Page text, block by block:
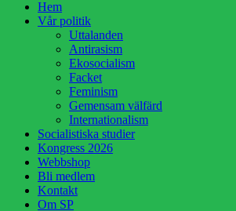
HoppaHem
Vår politik
Uttalanden
Antirasism
Ekosocialism
Facket
Feminism
Gemensam välfärd
Internationalism
Socialistiska studier
Kongress 2026
Webbshop
Bli medlem
Kontakt
Om SP